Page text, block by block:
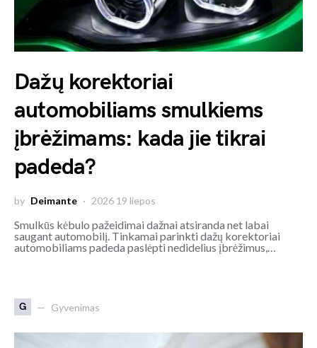
Dažų korektoriai
automobiliams smulkiems
įbrėžimams: kada jie tikrai
padeda?
by Deimante 2026 19 liepos
Smulkūs kėbulo pažeidimai dažnai atsiranda net labai
saugant automobilį. Tinkamai parinkti dažų korektoriai
automobiliams padeda paslėpti nedidelius įbrėžimus,…
G Gyvenimas